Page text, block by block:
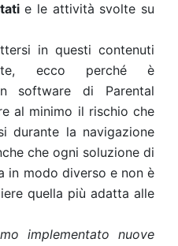
e le attività svolte su
in questi contenuti
ecco perché è
software di Parental
al minimo il rischio che
durante la navigazione
che ogni soluzione di
in modo diverso e non è
quella più adatta alle
implementato nuove